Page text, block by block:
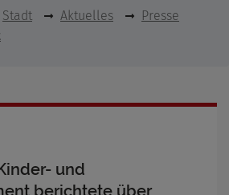
Stadt Aktuelles
Presse
und
berichtete über